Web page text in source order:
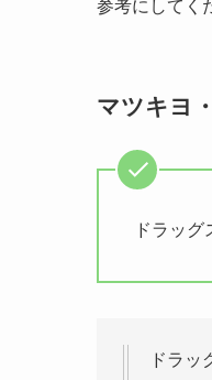
参考にしてく
マツキヨ
ドラッグ
ドラッ